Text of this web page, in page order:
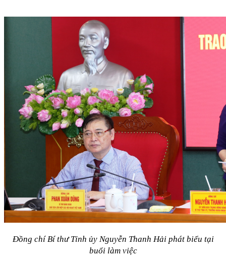
Đồng chí Bí thư Tỉnh ủy Nguyễn Thanh Hải phát biểu tại
buổi làm việc